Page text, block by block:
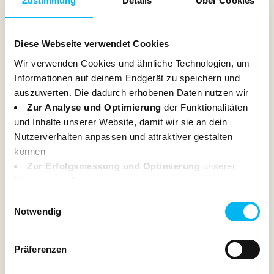
Diese Webseite verwendet Cookies
Wir verwenden Cookies und ähnliche Technologien, um
Informationen auf deinem Endgerät zu speichern und
auszuwerten. Die dadurch erhobenen Daten nutzen wir
Zur Analyse und Optimierung der Funktionalitäten
und Inhalte unserer Website, damit wir sie an dein
Nutzerverhalten anpassen und attraktiver gestalten
können
Zur Erfolgsmessung und Optimierung unserer
Marketingmaßnahmen.
werden. Einige dieser Anbieter haben ihren Sitz
außerhalb des Europäischen Wirtschaftsraums (z. B. in
den USA). In diesen Fällen sorgen wir durch geeignete
Garantien für einen angemessenen Schutz deiner Daten.
Notwendig
Präferenzen
Kernseife
1,79 €*
0.1 Kilogramm| (17,90 €* / 1 Kilogramm)